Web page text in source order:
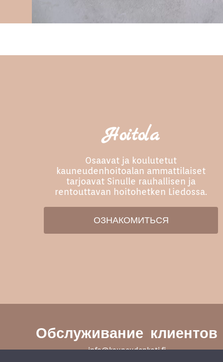
Hoitola
Osaavat ja koulutetut
kauneudenhoitoalan ammattilaiset
tarjoavat Sinulle rauhallisen ja
rentouttavan hoitohetken Liedossa.
ОЗНАКОМИТЬСЯ
Обслуживание клиентов
info@kauneudenkoti.fi